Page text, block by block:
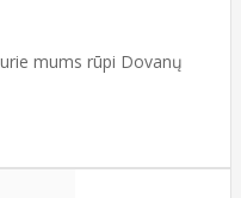
mums rūpi Dovanų